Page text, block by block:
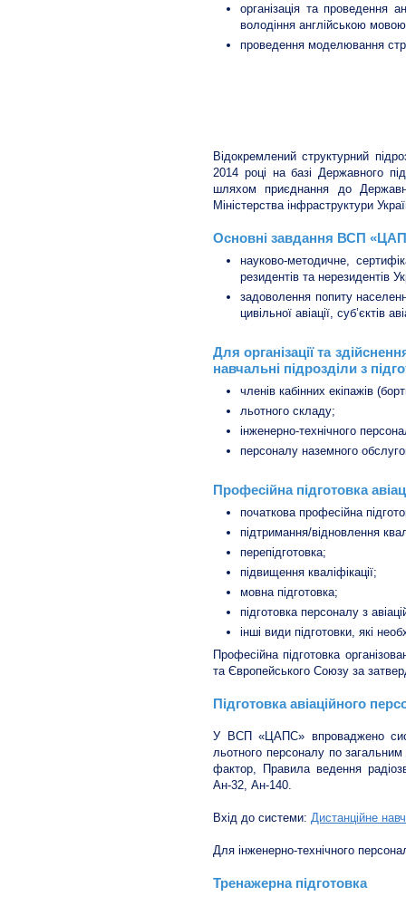
організація та проведення
володіння англійською
проведення моделювання
Відокремлений структурний
2014 році на базі Державного
шляхом приєднання до
Міністерства інфраструктури
Основні завдання ВСП
науково-методичне,
резидентів та нерезидентів
задоволення попиту
цивільної авіації, суб’єктів
Для організації та
навчальні підрозділи з
членів кабінних екіпажів
льотного складу;
інженерно-технічного
персоналу наземного
Професійна підготовка
початкова професійна
підтримання/відновлення
перепідготовка;
підвищення кваліфікації;
мовна підготовка;
підготовка персоналу з
інші види підготовки, які
Професійна підготовка
та Європейського Союзу за
Підготовка авіаційного
У ВСП «ЦАПС» впроваджено
льотного персоналу по загальним
фактор, Правила ведення
Ан-32, Ан-140.
Вхід до системи: Дистанційне
Для інженерно-технічного
Тренажерна підготовка